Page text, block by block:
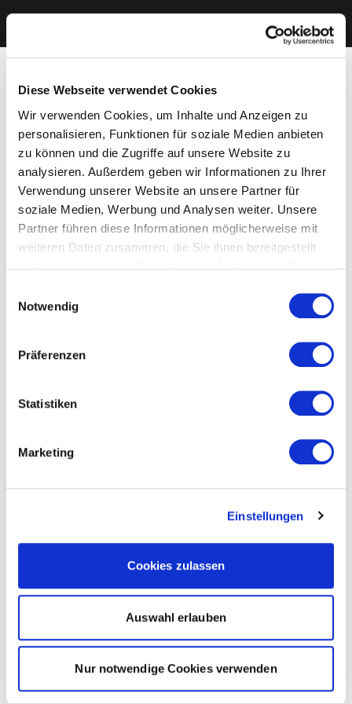
Diese Webseite verwendet Cookies
Wir verwenden Cookies, um Inhalte und Anzeigen zu
personalisieren, Funktionen für soziale Medien anbieten
zu können und die Zugriffe auf unsere Website zu
analysieren. Außerdem geben wir Informationen zu Ihrer
Verwendung unserer Website an unsere Partner für
soziale Medien, Werbung und Analysen weiter. Unsere
Partner führen diese Informationen möglicherweise mit
weiteren Daten zusammen, die Sie ihnen bereitgestellt
Cookies, wenn Sie unsere Webseite weiterhin nutzen.
Notwendig
Präferenzen
Statistiken
Marketing
Einstellungen
Cookies zulassen
Auswahl erlauben
Nur notwendige Cookies verwenden